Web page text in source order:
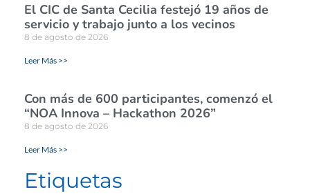
El CIC de Santa Cecilia festejó 19 años de
servicio y trabajo junto a los vecinos
8 de agosto de 2026
Leer Más >>
Con más de 600 participantes, comenzó el
“NOA Innova – Hackathon 2026”
8 de agosto de 2026
Leer Más >>
Etiquetas